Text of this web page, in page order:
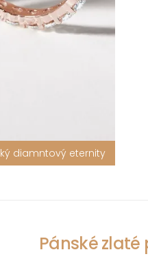
diamntový eternity
Pánské zlaté